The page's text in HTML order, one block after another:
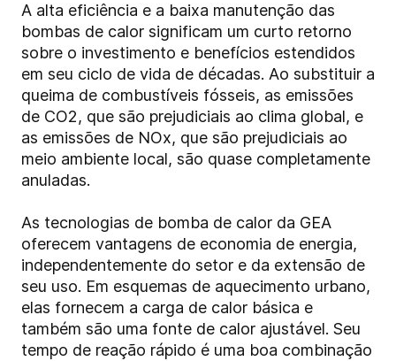
A alta eficiência e a baixa manutenção das
bombas de calor significam um curto retorno
sobre o investimento e benefícios estendidos
em seu ciclo de vida de décadas. Ao substituir a
queima de combustíveis fósseis, as emissões
de CO2, que são prejudiciais ao clima global, e
as emissões de NOx, que são prejudiciais ao
meio ambiente local, são quase completamente
anuladas.
As tecnologias de bomba de calor da GEA
oferecem vantagens de economia de energia,
independentemente do setor e da extensão de
seu uso. Em esquemas de aquecimento urbano,
elas fornecem a carga de calor básica e
também são uma fonte de calor ajustável. Seu
tempo de reação rápido é uma boa combinação